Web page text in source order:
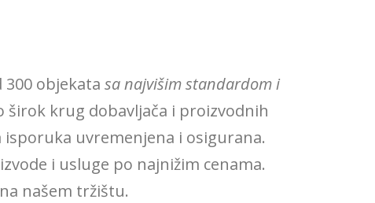
objekata sa najvišim standardom i
širok krug dobavljača i proizvodnih
isporuka uvremenjena i osigurana.
i usluge po najnižim cenama.
našem tržištu.